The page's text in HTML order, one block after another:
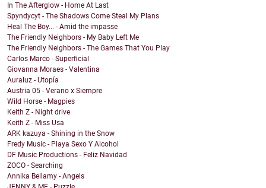
In The Afterglow - Home At Last
Spyndycyt - The Shadows Come Steal My Plans
Heal The Boy... - Amid the impasse
The Friendly Neighbors - My Baby Left Me
The Friendly Neighbors - The Games That You Play
Carlos Marco - Superficial
Giovanna Moraes - Valentina
Auraluz - Utopía
Austria 05 - Verano x Siempre
Wild Horse - Magpies
Keith Z - Night drive
Keith Z - Miss Usa
ARK kazuya - Shining in the Snow
Fredy Music - Playa Sexo Y Alcohol
DF Music Productions - Feliz Navidad
ZOCO - Searching
Annika Bellamy - Angels